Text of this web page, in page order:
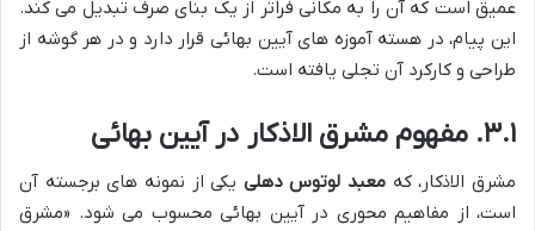
عمیق است که آن را به مکانی فراتر از یک بنای صرف تبدیل می کند.
این پیام، در هسته آموزه های آیین بهائی قرار دارد و در هر گوشه از
طراحی و کارکرد آن تجلی یافته است.
۳.۱. مفهوم مشرق الاذکار در آیین بهائی
مشرق الاذکار، که معبد لوتوس دهلی یکی از نمونه های برجسته آن
است، از مفاهیم محوری در آیین بهائی محسوب می شود. «مشرق